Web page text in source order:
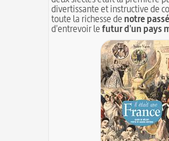
divertissante et instructive de
toute la richesse denotre passé
d'entrevoir lefutur d'un pays